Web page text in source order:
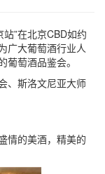
”在北京CBD如约
广大葡萄酒行业人
萄酒品鉴会。
斯洛文尼亚大师
的美酒，精美的